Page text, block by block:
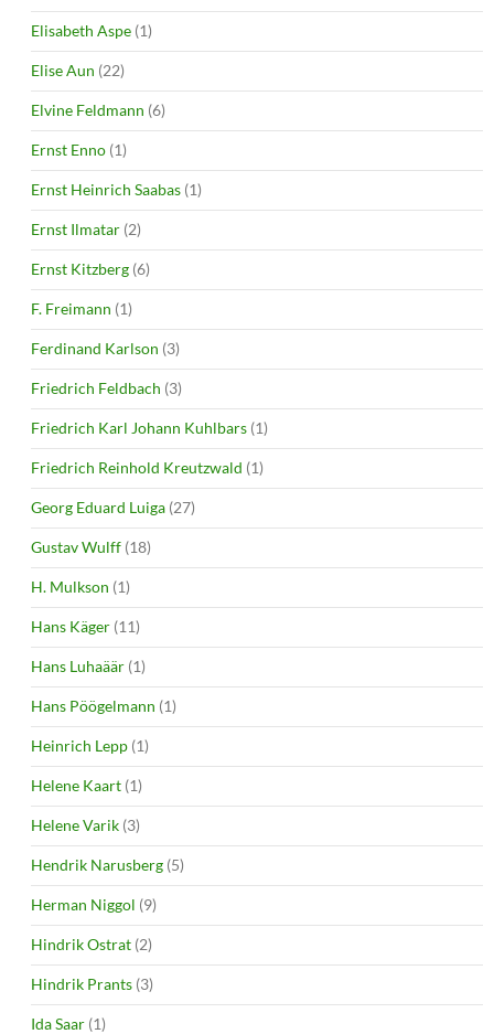
Elisabeth Aspe (1)
Elise Aun (22)
Elvine Feldmann (6)
Ernst Enno (1)
Ernst Heinrich Saabas (1)
Ernst Ilmatar (2)
Ernst Kitzberg (6)
F. Freimann (1)
Ferdinand Karlson (3)
Friedrich Feldbach (3)
Friedrich Karl Johann Kuhlbars (1)
Friedrich Reinhold Kreutzwald (1)
Georg Eduard Luiga (27)
Gustav Wulff (18)
H. Mulkson (1)
Hans Käger (11)
Hans Luhaäär (1)
Hans Pöögelmann (1)
Heinrich Lepp (1)
Helene Kaart (1)
Helene Varik (3)
Hendrik Narusberg (5)
Herman Niggol (9)
Hindrik Ostrat (2)
Hindrik Prants (3)
Ida Saar (1)